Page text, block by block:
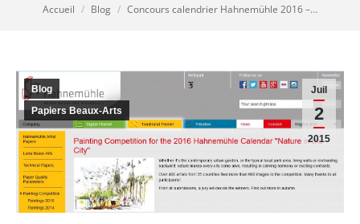
Vous êtes ici :
Accueil Blog Concours calendrier Hahnemühle 2016 –…
Juil
2
2015
Blog
Papiers Beaux-Arts